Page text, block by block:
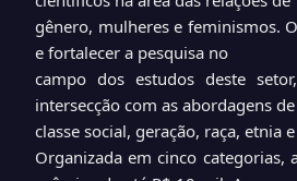
gênero, mulheres e feminismos.
e fortalecer a pesquisa no
campo dos estudos deste
intersecção com as abordagens de
classe social, geração, raça, etnia
Organizada em cinco categorias,